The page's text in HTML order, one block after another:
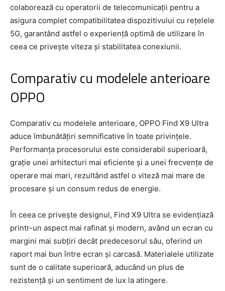
colaborează cu operatorii de telecomunicații pentru a
asigura complet compatibilitatea dispozitivului cu rețelele
5G, garantând astfel o experiență optimă de utilizare în
ceea ce privește viteza și stabilitatea conexiunii.
Comparativ cu modelele anterioare
OPPO
Comparativ cu modelele anterioare, OPPO Find X9 Ultra
aduce îmbunătățiri semnificative în toate privințele.
Performanța procesorului este considerabil superioară,
grație unei arhitecturi mai eficiente și a unei frecvențe de
operare mai mari, rezultând astfel o viteză mai mare de
procesare și un consum redus de energie.
În ceea ce privește designul, Find X9 Ultra se evidențiază
printr-un aspect mai rafinat și modern, având un ecran cu
margini mai subțiri decât predecesorul său, oferind un
raport mai bun între ecran și carcasă. Materialele utilizate
sunt de o calitate superioară, aducând un plus de
rezistență și un sentiment de lux la atingere.